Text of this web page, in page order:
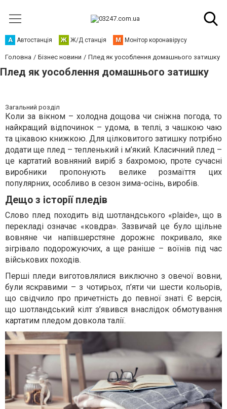
А Автостанція Ж Ж/Д станція М Монітор коронавірусу
Головна Бізнес новини Плед як уособлення домашнього затишку
Плед як уособлення домашнього затишку
Загальний розділ
Коли за вікном – холодна дощова чи сніжна погода, то
найкращий відпочинок – удома, в теплі, з чашкою чаю
та цікавою книжкою. Для цілковитого затишку потрібно
додати ще плед – тепленький і м’який. Класичний плед –
це картатий вовняний виріб з бахромою, проте сучасні
виробники пропонують велике розмаїття цих
популярних, особливо в сезон зима-осінь, виробів.
Дещо з історії пледів
Слово плед походить від шотландського «plaide», що в
перекладі означає «ковдра». Зазвичай це було щільне
вовняне чи напівшерстяне дорожнє покривало, яке
зігрівало подорожуючих, а ще раніше – воїнів під час
військових походів.
Перші пледи виготовлялися виключно з овечої вовни,
були яскравими – з чотирьох, п’яти чи шести кольорів,
що свідчило про причетність до певної знаті. Є версія,
що шотландський кілт з’явився внаслідок обмотування
картатим пледом довкола талії.